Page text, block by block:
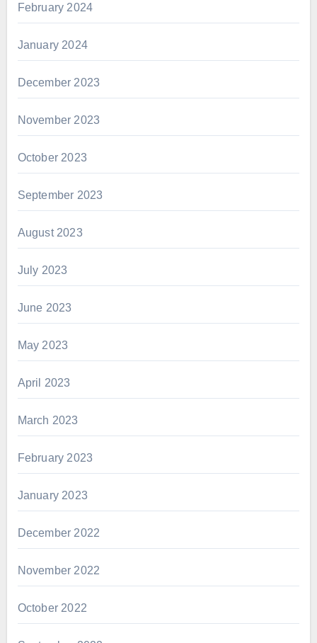
February 2024
January 2024
December 2023
November 2023
October 2023
September 2023
August 2023
July 2023
June 2023
May 2023
April 2023
March 2023
February 2023
January 2023
December 2022
November 2022
October 2022